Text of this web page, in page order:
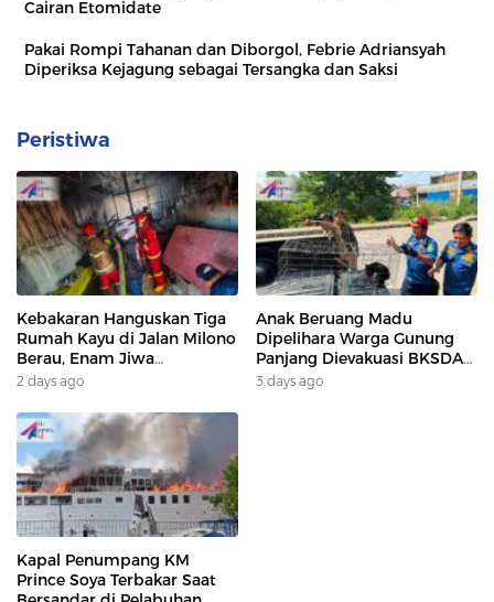
Cairan Etomidate
Pakai Rompi Tahanan dan Diborgol, Febrie Adriansyah
Diperiksa Kejagung sebagai Tersangka dan Saksi
Peristiwa
Kebakaran Hanguskan Tiga
Rumah Kayu di Jalan Milono
Berau, Enam Jiwa
Terdampak
2 days ago
Anak Beruang Madu
Dipelihara Warga Gunung
Panjang Dievakuasi BKSDA
Dan DAMKAR
3 days ago
Kapal Penumpang KM
Prince Soya Terbakar Saat